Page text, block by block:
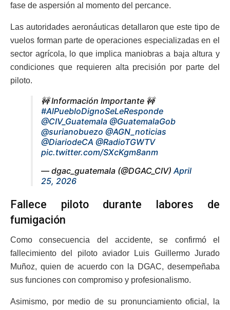
fase de aspersión al momento del percance.
Las autoridades aeronáuticas detallaron que este tipo de
vuelos forman parte de operaciones especializadas en el
sector agrícola, lo que implica maniobras a baja altura y
condiciones que requieren alta precisión por parte del
piloto.
🚧 Información Importante 🚧
#AlPuebloDignoSeLeResponde
@CIV_Guatemala @GuatemalaGob
@surianobuezo @AGN_noticias
@DiariodeCA @RadioTGWTV
pic.twitter.com/SXcKgm8anm
— dgac_guatemala (@DGAC_CIV) April
25, 2026
Fallece piloto durante labores de
fumigación
Como consecuencia del accidente, se confirmó el
fallecimiento del piloto aviador Luis Guillermo Jurado
Muñoz, quien de acuerdo con la DGAC, desempeñaba
sus funciones con compromiso y profesionalismo.
Asimismo, por medio de su pronunciamiento oficial, la